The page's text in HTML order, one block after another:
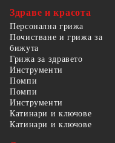
Здраве и красота
Персонална грижа
Почистване и грижа за
бижута
Грижа за здравето
Инструменти
Помпи
Помпи
Инструменти
Катинари и ключове
Катинари и ключове